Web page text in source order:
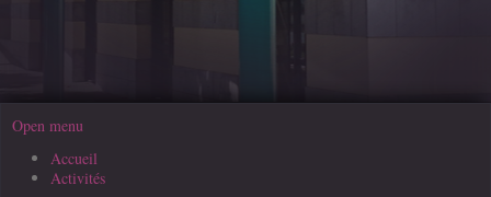
Open menu
Accueil
Activités